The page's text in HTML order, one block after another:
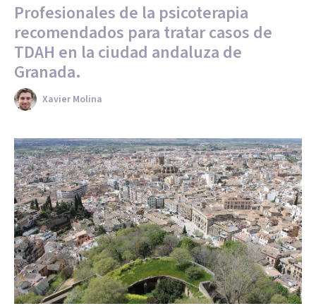
Profesionales de la psicoterapia
recomendados para tratar casos de
TDAH en la ciudad andaluza de
Granada.
Xavier Molina